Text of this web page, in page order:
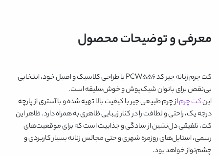
معرفی و توضیحات محصول
کت چرم زنانه جیر کد PCW556
با طراحی کلاسیک و اصیل خود، انتخابی
بی‌نقص برای بانوان شیک‌پوش و خوش‌سلیقه است.
اینکت چرماز چرم طبیعی جیر با کیفیت بالا تهیه شده و با آستری از پارچه
درجه‌ یک، راحتی و لطافت را در کنار زیبایی ظاهری به همراه دارد. ظاهر این
کت، تلفیقی دل‌نشین از سادگی و جذابیت است که برای موقعیت‌های
رسمی، استایل‌های روزمره شهری و حتی مجالس زنانه بسیار کاربردی و
چشم‌نواز خواهد بود.